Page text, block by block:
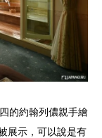
的約翰列儂親手繪
展示，可以說是有